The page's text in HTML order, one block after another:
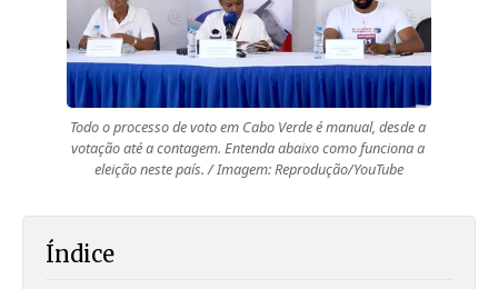
Todo o processo de voto em Cabo Verde é manual, desde a
votação até a contagem. Entenda abaixo como funciona a
eleição neste país. / Imagem: Reprodução/YouTube
Índice